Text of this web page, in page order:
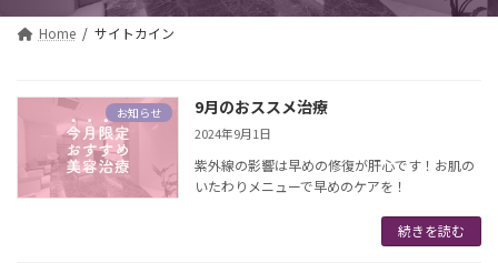
Home サイトカイン
お知らせ 9月のおススメ治療
2024年9月1日
紫外線の影響は早めの修復が肝心です！お肌の
いたわりメニューで早めのケアを！
続きを読む